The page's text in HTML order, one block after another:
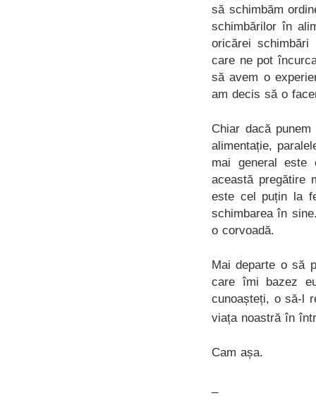
să schimbăm
schimbărilor în
oricărei
care ne pot
să avem o
am decis să o
Chiar dacă
alimentație,
mai general este
această pregătire
este cel puțin la
schimbarea în
o corvoadă.
Mai departe o să
care îmi bazez
cunoașteți, o să-l
viața noastră în
Cam așa.